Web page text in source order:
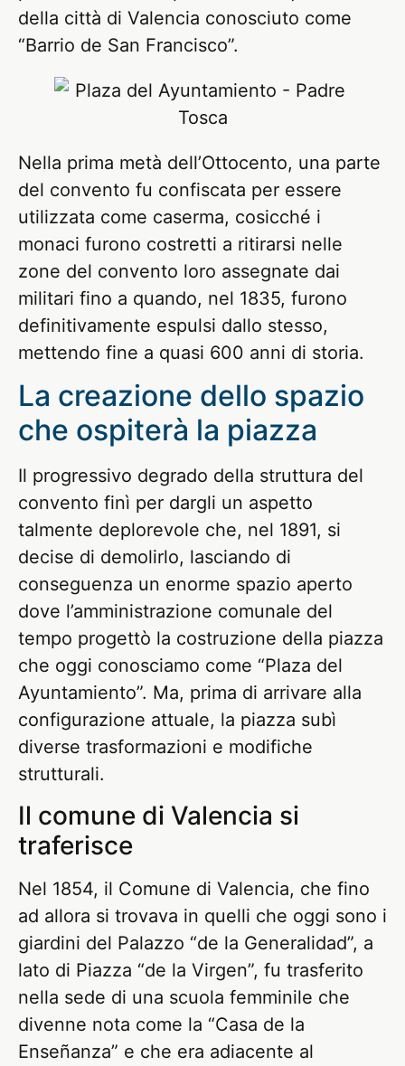
della città di Valencia conosciuto come
“Barrio de San Francisco”.
Nella prima metà dell’Ottocento, una parte
del convento fu confiscata per essere
utilizzata come caserma, cosicché i
monaci furono costretti a ritirarsi nelle
zone del convento loro assegnate dai
militari fino a quando, nel 1835, furono
definitivamente espulsi dallo stesso,
mettendo fine a quasi 600 anni di storia.
La creazione dello spazio
che ospiterà la piazza
Il progressivo degrado della struttura del
convento finì per dargli un aspetto
talmente deplorevole che, nel 1891, si
decise di demolirlo, lasciando di
conseguenza un enorme spazio aperto
dove l’amministrazione comunale del
tempo progettò la costruzione della piazza
che oggi conosciamo come “Plaza del
Ayuntamiento”. Ma, prima di arrivare alla
configurazione attuale, la piazza subì
diverse trasformazioni e modifiche
strutturali.
Il comune di Valencia si
traferisce
Nel 1854, il Comune di Valencia, che fino
ad allora si trovava in quelli che oggi sono i
giardini del Palazzo “de la Generalidad”, a
lato di Piazza “de la Virgen”, fu trasferito
nella sede di una scuola femminile che
divenne nota come la “Casa de la
Enseñanza” e che era adiacente al